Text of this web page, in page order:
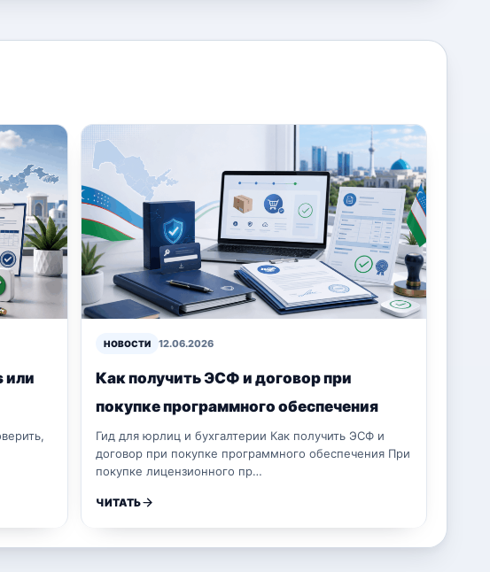
или
НОВОСТИ 12.06.2026
Как получить ЭСФ и договор при
покупке программного обеспечения
Гид для юрлиц и бухгалтерии Как получить ЭСФ и
договор при покупке программного обеспечения При
покупке лицензионного пр…
ЧИТАТЬ